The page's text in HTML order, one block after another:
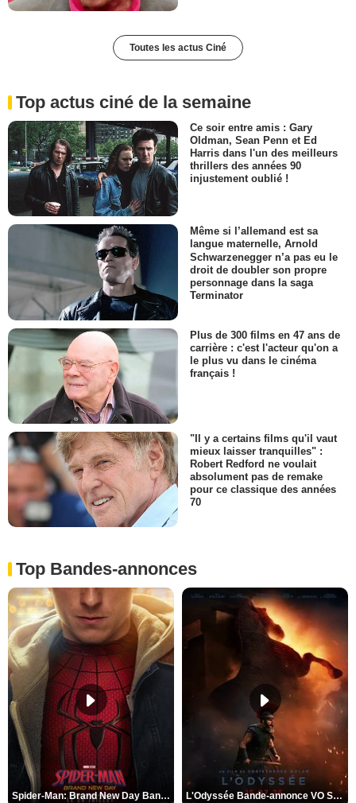
Toutes les actus Ciné
Top actus ciné de la semaine
Ce soir entre amis : Gary
Oldman, Sean Penn et Ed
Harris dans l'un des meilleurs
thrillers des années 90
injustement oublié !
Même si l’allemand est sa
langue maternelle, Arnold
Schwarzenegger n’a pas eu le
droit de doubler son propre
personnage dans la saga
Terminator
Plus de 300 films en 47 ans de
carrière : c'est l'acteur qu'on a
le plus vu dans le cinéma
français !
"Il y a certains films qu'il vaut
mieux laisser tranquilles" :
Robert Redford ne voulait
absolument pas de remake
pour ce classique des années
70
Top Bandes-annonces
Spider-Man: Brand New Day Bande-annonce VO STFR L'Odyssée Bande-annonce VO STFR